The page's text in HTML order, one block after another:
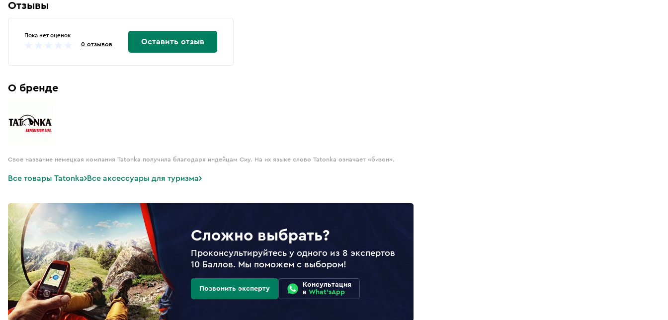
Отзывы
Пока нет оценок
0 отзывов Оставить отзыв
О бренде
Свое название немецкая компания Tatonka получила благодаря индейцам Сиу. На их языке слово Tatonka означает «бизон».
Все товары Tatonka Все аксессуары для туризма
Сложно выбрать?
Проконсультируйтесь у одного из 8 экспертов
10 Баллов. Мы поможем с выбором!
Позвонить эксперту
Консультация
в What'sApp